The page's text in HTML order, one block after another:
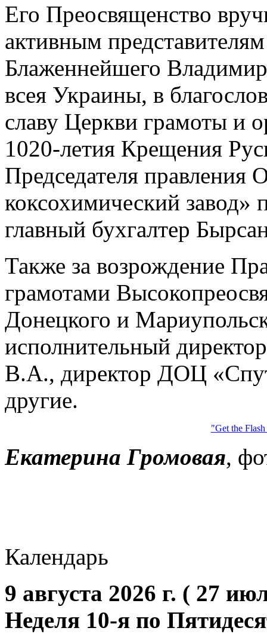
Его Преосвященство
активным
Блаженнейшего
всея Украины, в
славу Церкви грамоты и
1020-летия Крещения
Председателя
коксохимический завод»
главный бухгалтер
Также за возрождение
грамотами
Донецкого и
исполнительный
В.А., директор ДОЦ
другие.
"Get the
Екатерина Громовая,
Календарь
9 августа 2026 г. ( 27
Неделя 10-я по